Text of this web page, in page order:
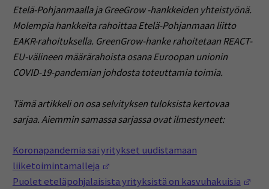
Etelä-Pohjanmaalla ja GreeGrow -hankkeiden yhteistyönä.
Molempia hankkeita rahoittaa Etelä-Pohjanmaan liitto
EAKR-rahoituksella. GreenGrow-hanke rahoitetaan REACT-
EU-välineen määrärahoista osana Euroopan unionin
COVID-19-pandemian johdosta toteuttamia toimia.
Tämä artikkeli on osa selvityksen tuloksista kertovaa
sarjaa. Aiemmin samassa sarjassa ovat ilmestyneet:
Koronapandemia sai yritykset uudistamaan
liiketoimintamalleja
Puolet eteläpohjalaisista yrityksistä on kasvuhakuisia